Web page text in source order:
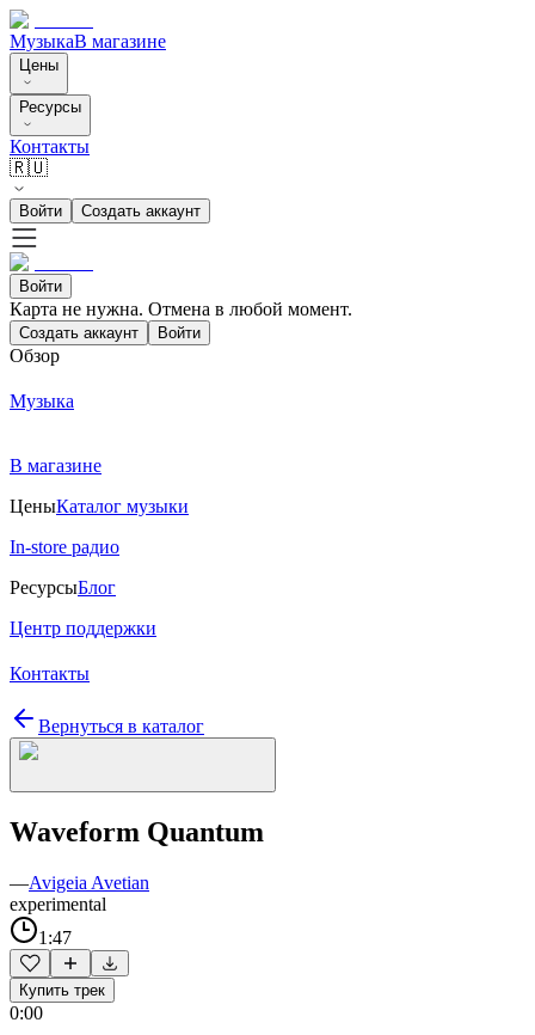
МузыкаВ магазине
Цены
Ресурсы
Контакты
🇷🇺
Войти Создать аккаунт
Войти
Карта не нужна. Отмена в любой момент.
Создать аккаунт Войти
Обзор
Музыка
В магазине
ЦеныКаталог музыки
In-store радио
РесурсыБлог
Центр поддержки
Контакты
Вернуться в каталог
Waveform Quantum
—Avigeia Avetian
experimental
1:47
Купить трек
0:00